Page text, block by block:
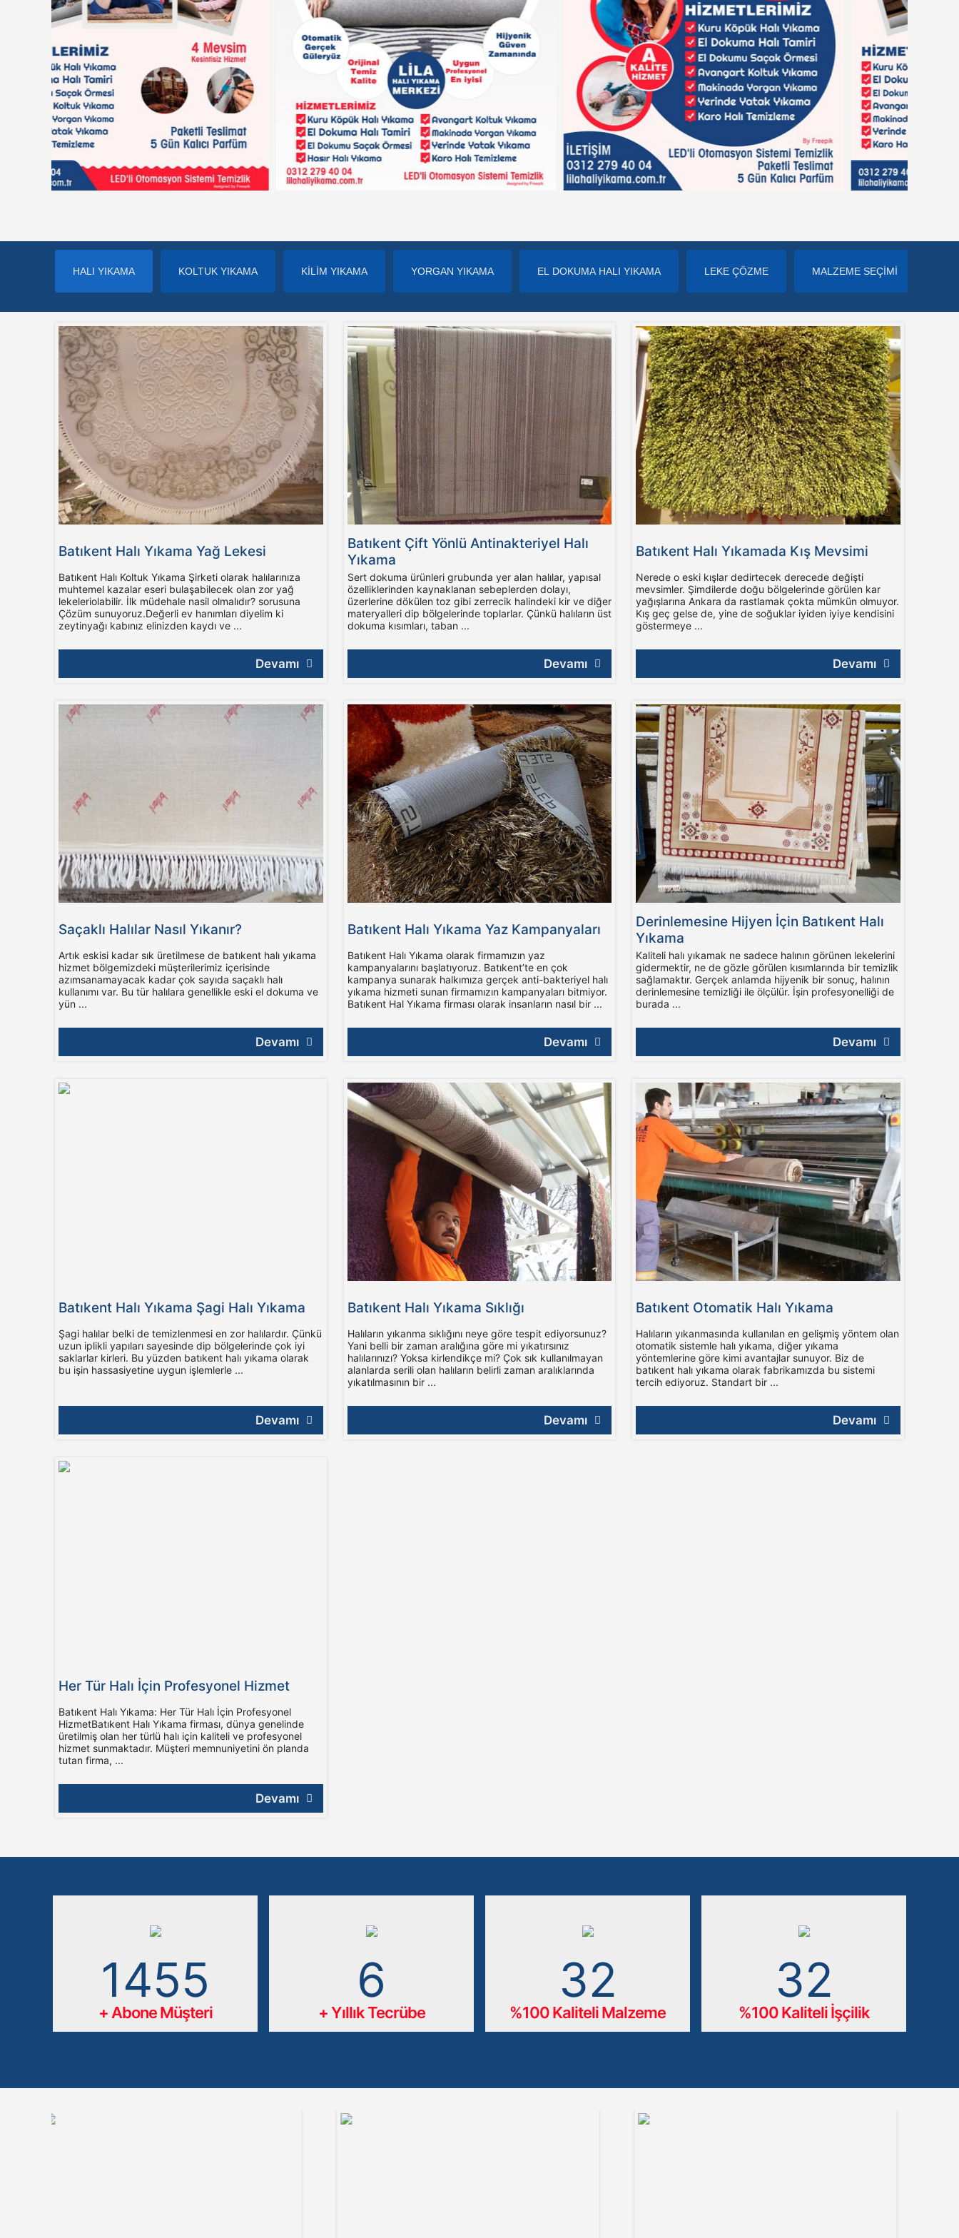
HALI YIKAMA KOLTUK YIKAMA KİLİM YIKAMA YORGAN YIKAMA EL DOKUMA HALI YIKAMA LEKE ÇÖZME MALZEME SEÇİMİ
Batıkent Halı Yıkama Yağ Lekesi
Batıkent Halı Koltuk Yıkama Şirketi olarak halılarınıza
muhtemel kazalar eseri bulaşabilecek olan zor yağ
lekeleriolabilir. İlk müdehale nasil olmalıdır? sorusuna
Çözüm sunuyoruz.Değerli ev hanımları diyelim ki
zeytinyağı kabınız elinizden kaydı ve ...
Devamı
Batıkent Çift Yönlü Antinakteriyel Halı
Yıkama
Sert dokuma ürünleri grubunda yer alan halılar, yapısal
özelliklerinden kaynaklanan sebeplerden dolayı,
üzerlerine dökülen toz gibi zerrecik halindeki kir ve diğer
materyalleri dip bölgelerinde toplarlar. Çünkü halıların üst
dokuma kısımları, taban ...
Devamı
Batıkent Halı Yıkamada Kış Mevsimi
Nerede o eski kışlar dedirtecek derecede değişti
mevsimler. Şimdilerde doğu bölgelerinde görülen kar
yağışlarına Ankara da rastlamak çokta mümkün olmuyor.
Kış geç gelse de, yine de soğuklar iyiden iyiye kendisini
göstermeye ...
Devamı
Saçaklı Halılar Nasıl Yıkanır?
Artık eskisi kadar sık üretilmese de batıkent halı yıkama
hizmet bölgemizdeki müşterilerimiz içerisinde
azımsanamayacak kadar çok sayıda saçaklı halı
kullanımı var. Bu tür halılara genellikle eski el dokuma ve
yün ...
Devamı
Batıkent Halı Yıkama Yaz Kampanyaları
Batıkent Halı Yıkama olarak firmamızın yaz
kampanyalarını başlatıyoruz. Batıkent’te en çok
kampanya sunarak halkımıza gerçek anti-bakteriyel halı
yıkama hizmeti sunan firmamızın kampanyaları bitmiyor.
Batıkent Hal Yıkama firması olarak insanların nasıl bir ...
Devamı
Derinlemesine Hijyen İçin Batıkent Halı
Yıkama
Kaliteli halı yıkamak ne sadece halının görünen lekelerini
gidermektir, ne de gözle görülen kısımlarında bir temizlik
sağlamaktır. Gerçek anlamda hijyenik bir sonuç, halının
derinlemesine temizliği ile ölçülür. İşin profesyonelliği de
burada ...
Devamı
Batıkent Halı Yıkama Şagi Halı Yıkama
Şagi halılar belki de temizlenmesi en zor halılardır. Çünkü
uzun iplikli yapıları sayesinde dip bölgelerinde çok iyi
saklarlar kirleri. Bu yüzden batıkent halı yıkama olarak
bu işin hassasiyetine uygun işlemlerle ...
Devamı
Batıkent Halı Yıkama Sıklığı
Halıların yıkanma sıklığını neye göre tespit ediyorsunuz?
Yani belli bir zaman aralığına göre mi yıkatırsınız
halılarınızı? Yoksa kirlendikçe mi? Çok sık kullanılmayan
alanlarda serili olan halıların belirli zaman aralıklarında
yıkatılmasının bir ...
Devamı
Batıkent Otomatik Halı Yıkama
Halıların yıkanmasında kullanılan en gelişmiş yöntem olan
otomatik sistemle halı yıkama, diğer yıkama
yöntemlerine göre kimi avantajlar sunuyor. Biz de
batıkent halı yıkama olarak fabrikamızda bu sistemi
tercih ediyoruz. Standart bir ...
Devamı
Her Tür Halı İçin Profesyonel Hizmet
Batıkent Halı Yıkama: Her Tür Halı İçin Profesyonel
HizmetBatıkent Halı Yıkama firması, dünya genelinde
üretilmiş olan her türlü halı için kaliteli ve profesyonel
hizmet sunmaktadır. Müşteri memnuniyetini ön planda
tutan firma, ...
Devamı
2958
+ Abone Müşteri
13
+ Yıllık Tecrübe
65
%100 Kaliteli Malzeme
65
%100 Kaliteli İşçilik